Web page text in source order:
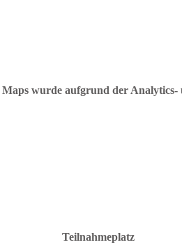
Maps wurde aufgrund der
Teilnahmeplatz